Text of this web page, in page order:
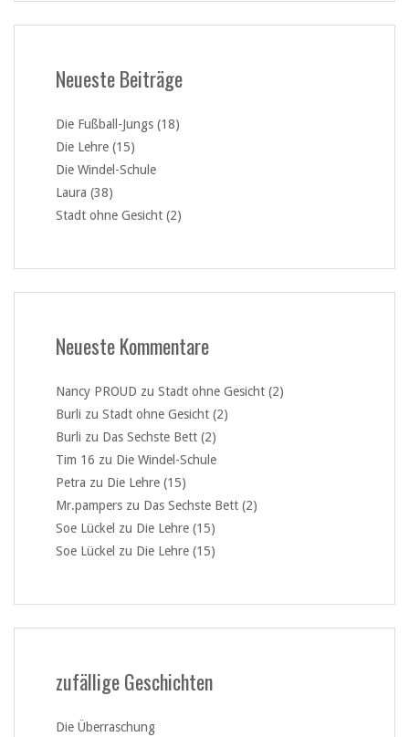
Neueste Beiträge
Die Fußball-Jungs (18)
Die Lehre (15)
Die Windel-Schule
Laura (38)
Stadt ohne Gesicht (2)
Neueste Kommentare
Nancy PROUD zu Stadt ohne Gesicht (2)
Burli zu Stadt ohne Gesicht (2)
Burli zu Das Sechste Bett (2)
Tim 16 zu Die Windel-Schule
Petra zu Die Lehre (15)
Mr.pampers zu Das Sechste Bett (2)
Soe Lückel zu Die Lehre (15)
Soe Lückel zu Die Lehre (15)
zufällige Geschichten
Die Überraschung